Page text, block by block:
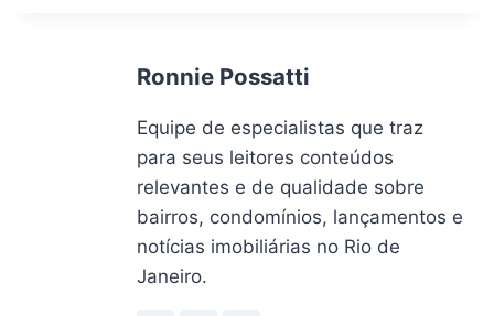
Ronnie Possatti
Equipe de especialistas que traz
para seus leitores conteúdos
relevantes e de qualidade sobre
bairros, condomínios, lançamentos e
notícias imobiliárias no Rio de
Janeiro.